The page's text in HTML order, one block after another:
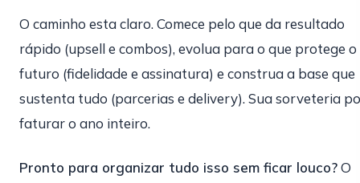
O caminho esta claro. Comece pelo que da resultado
rápido (upsell e combos), evolua para o que protege o
futuro (fidelidade e assinatura) e construa a base que
sustenta tudo (parcerias e delivery). Sua sorveteria
faturar o ano inteiro.
Pronto para organizar tudo isso sem ficar louco?O